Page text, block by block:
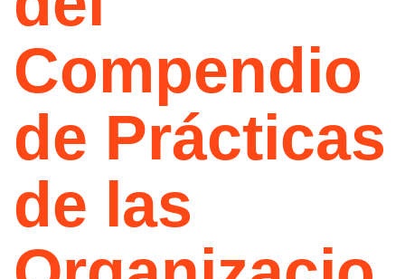
Compendio
de Prácticas
de las